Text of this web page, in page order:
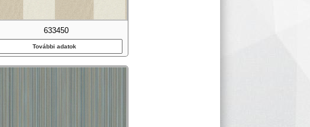
633450
További adatok